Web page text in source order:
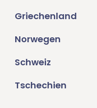
Griechenland
Norwegen
Schweiz
Tschechien